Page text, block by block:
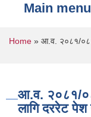
Main menu
You are
Home » आ.व. २०८१/०८२
आ.व. २०८१/
लागि दररेट पेश